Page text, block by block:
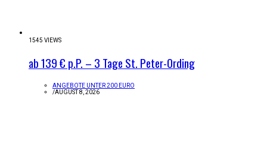
1545 VIEWS
ab 139 € p.P. – 3 Tage St. Peter-Ording
ANGEBOTE UNTER 200 EURO
/AUGUST 8, 2026